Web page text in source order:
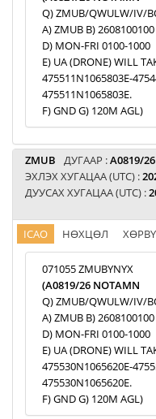
Q) ZMUB/QWULW/IV/
A) ZMUB B)
D) MON-FRI 0100-1000
E) UA (DRONE) WILL
475511N1065803E-
475511N1065803E.
F) GND G) 120M AGL)
ZMUB ДУГААР :A0819/26
ЭХЛЭХ ХУГАЦАА (UTC) :
ДУУСАХ ХУГАЦАА (UTC) :
ICAO НӨХЦӨЛ
071055 ZMUBYNYX
(A0819/26 NOTAMN
Q) ZMUB/QWULW/IV/
A) ZMUB B)
D) MON-FRI 0100-1000
E) UA (DRONE) WILL
475530N1065620E-
475530N1065620E.
F) GND G) 120M AGL)